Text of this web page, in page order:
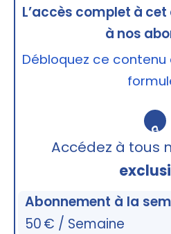
L’accès complet à
à nos
Débloquez ce
🔒
Accédez à tous
Abonnement à la
50 € / Semaine